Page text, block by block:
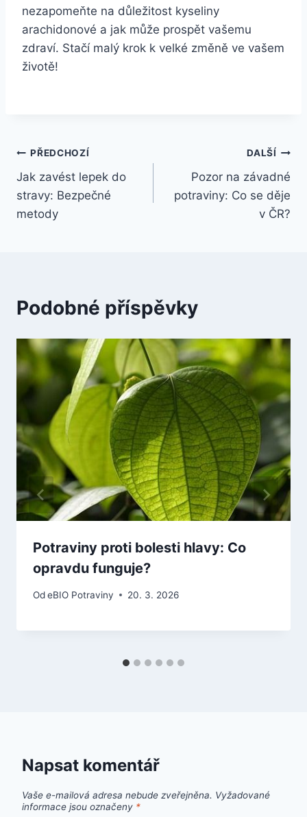
nezapomeňte na důležitost kyseliny
arachidonové a jak může prospět vašemu
zdraví. Stačí malý krok k velké změně ve vašem
životě!
Navigace
pro
příspěvek
PŘEDCHOZÍ
Jak zavést lepek do
stravy: Bezpečné
metody
DALŠÍ
Pozor na závadné
potraviny: Co se děje
v ČR?
Podobné příspěvky
Potraviny proti bolesti hlavy: Co
opravdu funguje?
OdeBIO Potraviny 20. 3. 2026
Napsat komentář
Vaše e-mailová adresa nebude zveřejněna. Vyžadované
informace jsou označeny *